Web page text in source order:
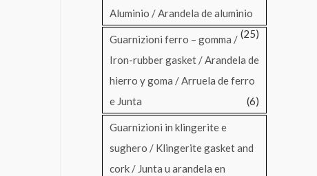
Aluminio / Arandela de aluminio
(25)
Guarnizioni ferro – gomma /
Iron-rubber gasket / Arandela de
hierro y goma / Arruela de ferro
e Junta
(6)
Guarnizioni in klingerite e
sughero / Klingerite gasket and
cork / Junta u arandela en